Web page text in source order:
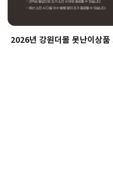
2026년 강원더몰 못난이상